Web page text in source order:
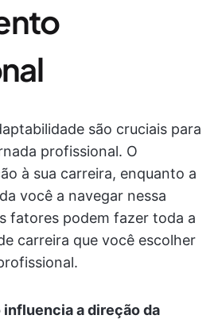
são cruciais para
profissional. O
à sua carreira, enquanto a
você a navegar nessa
fatores podem fazer toda a
carreira que você escolher
a direção da